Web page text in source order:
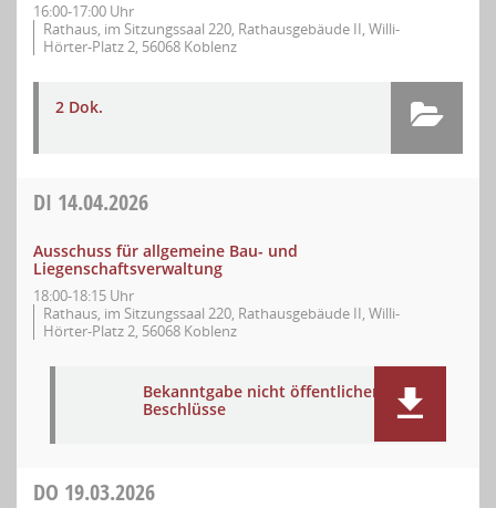
16:00-17:00 Uhr
Rathaus, im Sitzungssaal 220, Rathausgebäude II, Willi-
Hörter-Platz 2, 56068 Koblenz
2 Dok.
DI 14.04.2026
Ausschuss für allgemeine Bau- und
Liegenschaftsverwaltung
18:00-18:15 Uhr
Rathaus, im Sitzungssaal 220, Rathausgebäude II, Willi-
Hörter-Platz 2, 56068 Koblenz
Bekanntgabe nicht öffentlicher
Beschlüsse
DO 19.03.2026